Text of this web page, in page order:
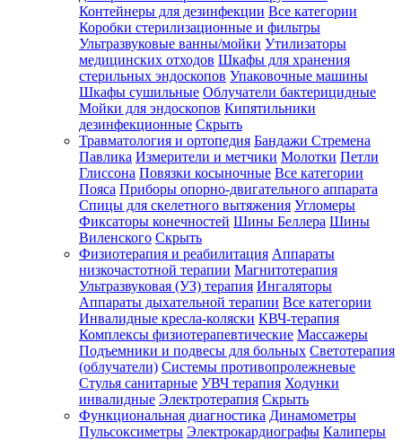
Контейнеры для дезинфекции Все категории
Коробки стерилизационные и фильтры
Ультразвуковые ванны/мойки Утилизаторы
медицинских отходов Шкафы для хранения
стерильных эндоскопов Упаковочные машины
Шкафы сушильные Облучатели бактерицидные
Мойки для эндоскопов Кипятильники
дезинфекционные Скрыть
Травматология и ортопедия Бандажи Стремена
Павлика Измерители и метчики Молотки Петли
Глиссона Повязки косыночные Все категории
Пояса Приборы опорно-двигательного аппарата
Спицы для скелетного вытяжения Угломеры
Фиксаторы конечностей Шины Беллера Шины
Виленского Скрыть
Физиотерапия и реабилитация Аппараты
низкочастотной терапии Магнитотерапия
Ультразвуковая (УЗ) терапия Ингаляторы
Аппараты дыхательной терапии Все категории
Инвалидные кресла-коляски КВЧ-терапия
Комплексы физиотерапевтические Массажеры
Подъемники и подвесы для больных Светотерапия
(облучатели) Системы противопролежневые
Стулья санитарные УВЧ терапия Ходунки
инвалидные Электротерапия Скрыть
Функциональная диагностика Динамометры
Пульсоксиметры Электрокардиографы Калиперы